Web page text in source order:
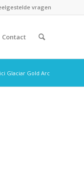
vragen
Contact
Glaciar Gold Arc